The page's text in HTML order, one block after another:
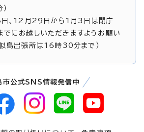
日、12月29日から1月3日は閉庁
でにお越しいただきますようお願い
似島出張所は16時30分まで）
市公式SNS情報発信中